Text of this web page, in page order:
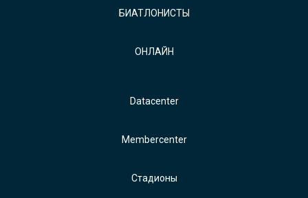
БИАТЛОНИСТЫ
ОНЛАЙН
Datacenter
Membercenter
Стадионы